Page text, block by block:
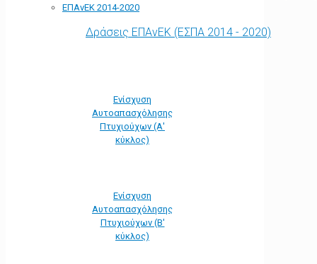
ΕΠΑνΕΚ 2014-2020
Δράσεις ΕΠΑνΕΚ (ΕΣΠΑ 2014 - 2020)
Ενίσχυση
Αυτοαπασχόλησης
Πτυχιούχων (Α'
κύκλος)
Ενίσχυση
Αυτοαπασχόλησης
Πτυχιούχων (Β'
κύκλος)